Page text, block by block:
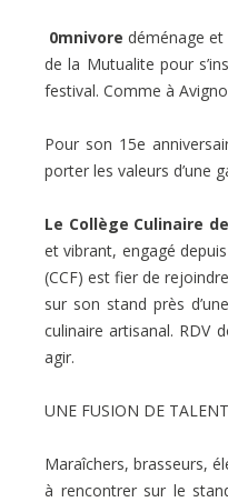
0mnivore déménage
de la Mutualite pour
festival. Comme à
Pour son 15e
porter les valeurs d’une
Le Collège Culinaire
et vibrant, engagé
(CCF) est fier de
sur son stand près
culinaire artisanal. RDV
agir.
UNE FUSION DE
Maraîchers, brasseurs,
à rencontrer sur le